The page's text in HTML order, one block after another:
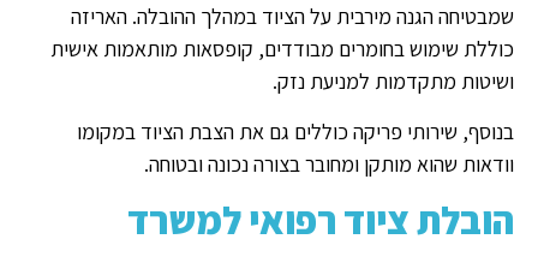
שמבטיחה הגנה מירבית על הציוד במהלך ההובלה. האריזה
כוללת שימוש בחומרים מבודדים, קופסאות מותאמות אישית
ושיטות מתקדמות למניעת נזק.
בנוסף, שירותי פריקה כוללים גם את הצבת הציוד במקומו
וודאות שהוא מותקן ומחובר בצורה נכונה ובטוחה.
הובלת ציוד רפואי למשרד